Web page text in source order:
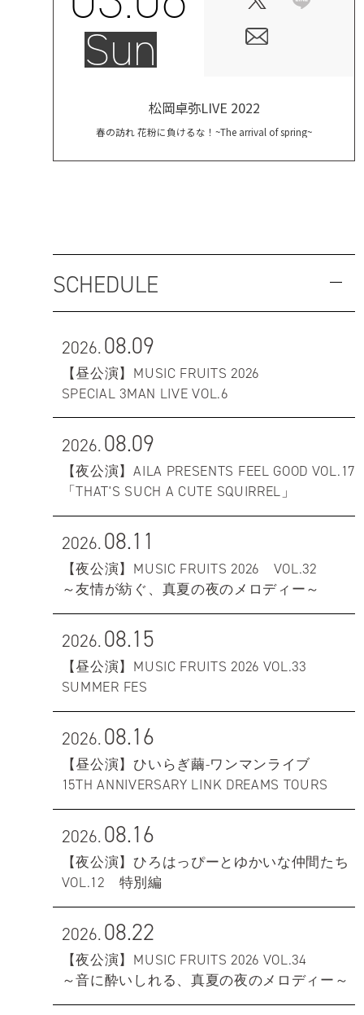
Sun
松岡卓弥LIVE 2022
春の訪れ 花粉に負けるな！~The arrival of spring~
SCHEDULE
2026.08.09
【昼公演】MUSIC FRUITS 2026
SPECIAL 3MAN LIVE VOL.6
2026.08.09
【夜公演】AILA PRESENTS FEEL GOOD VOL.17
「THAT'S SUCH A CUTE SQUIRREL」
2026.08.11
【夜公演】MUSIC FRUITS 2026 VOL.32
～友情が紡ぐ、真夏の夜のメロディー～
2026.08.15
【昼公演】MUSIC FRUITS 2026 VOL.33
SUMMER FES
2026.08.16
【昼公演】ひいらぎ繭-ワンマンライブ
15TH ANNIVERSARY LINK DREAMS TOURS
2026.08.16
【夜公演】ひろはっぴーとゆかいな仲間たち
VOL.12 特別編
2026.08.22
【夜公演】MUSIC FRUITS 2026 VOL.34
～音に酔いしれる、真夏の夜のメロディー～